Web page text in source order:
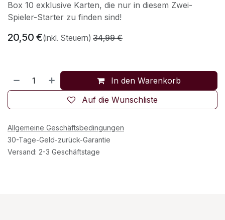
Box 10 exklusive Karten, die nur in diesem Zwei-
Spieler-Starter zu finden sind!
20,50 €(inkl. Steuern) 34,99€
In den Warenkorb
Auf die Wunschliste
Allgemeine Geschäftsbedingungen
30-Tage-Geld-zurück-Garantie
Versand: 2-3 Geschäftstage